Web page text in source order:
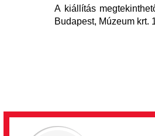
A kiállítás
Budapest, Múzeum krt.